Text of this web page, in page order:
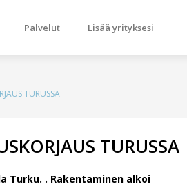
Palvelut Lisää yrityksesi
TURUSSA
TURUSSA
Turku. . Rakentaminen alkoi